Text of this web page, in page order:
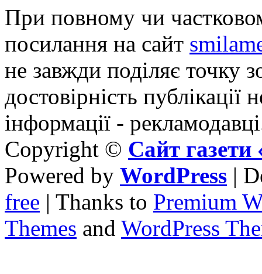
При повному чи
посилання на сайт
не завжди поділяє точку
достовірність публікації
інформації -
Copyright © Сайт
Powered by WordPress |
free | Thanks to Premium
Themes and WordPress